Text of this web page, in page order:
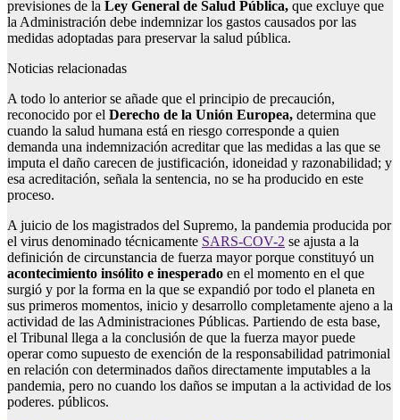
previsiones de la Ley General de Salud Pública, que excluye que
la Administración debe indemnizar los gastos causados ​​por las
medidas adoptadas para preservar la salud pública.
Noticias relacionadas
A todo lo anterior se añade que el principio de precaución,
reconocido por el Derecho de la Unión Europea, determina que
cuando la salud humana está en riesgo corresponde a quien
demanda una indemnización acreditar que las medidas a las que se
imputa el daño carecen de justificación, idoneidad y razonabilidad; y
esa acreditación, señala la sentencia, no se ha producido en este
proceso.
A juicio de los magistrados del Supremo, la pandemia producida por
el virus denominado técnicamente SARS-COV-2 se ajusta a la
definición de circunstancia de fuerza mayor porque constituyó un
acontecimiento insólito e inesperado en el momento en el que
surgió y por la forma en la que se expandió por todo el planeta en
sus primeros momentos, inicio y desarrollo completamente ajeno a la
actividad de las Administraciones Públicas. Partiendo de esta base,
el Tribunal llega a la conclusión de que la fuerza mayor puede
operar como supuesto de exención de la responsabilidad patrimonial
en relación con determinados daños directamente imputables a la
pandemia, pero no cuando los daños se imputan a la actividad de los
poderes. públicos.